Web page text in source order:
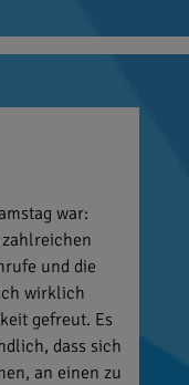
war:
und die
wirklich
gefreut. Es
dass sich
an einen zu